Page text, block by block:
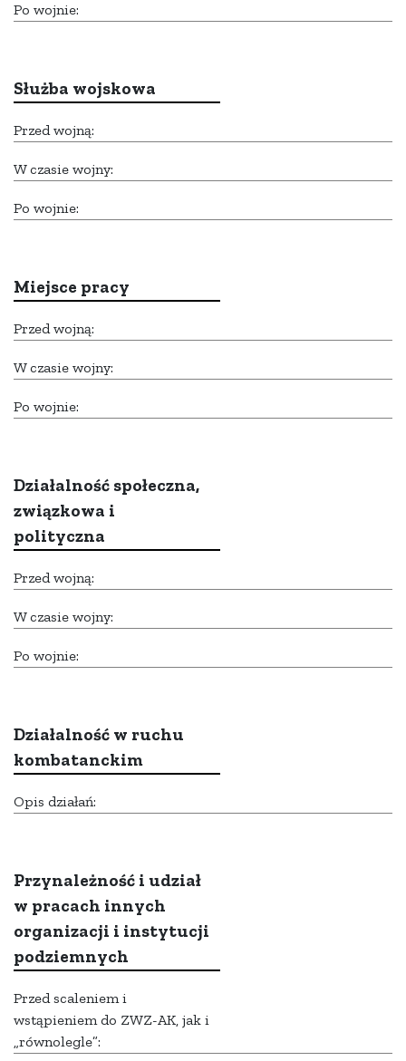
Po wojnie:
Służba wojskowa
Przed wojną:
W czasie wojny:
Po wojnie:
Miejsce pracy
Przed wojną:
W czasie wojny:
Po wojnie:
Działalność społeczna,
związkowa i
polityczna
Przed wojną:
W czasie wojny:
Po wojnie:
Działalność w ruchu
kombatanckim
Opis działań:
Przynależność i udział
w pracach innych
organizacji i instytucji
podziemnych
Przed scaleniem i
wstąpieniem do ZWZ-AK, jak i
„równolegle”: